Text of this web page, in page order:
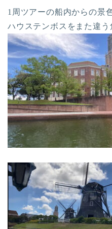
1周ツアーの船内からの景
ハウステンボスをまた違う